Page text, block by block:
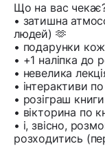
Що на вас
• затишна
людей) 🫶
• подарунки
• +1 наліпка до
• невелика
• інтерактиви
• розіграш
• вікторина по
• і, звісно,
розходитись